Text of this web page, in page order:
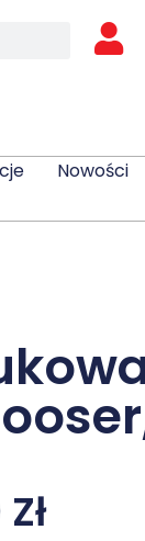
Nowości
Zł